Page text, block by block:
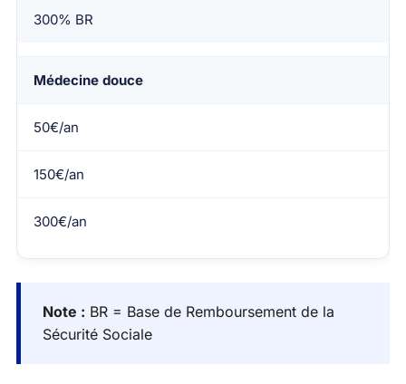
300% BR
Médecine douce
50€/an
150€/an
300€/an
Note : BR = Base de Remboursement de la
Sécurité Sociale